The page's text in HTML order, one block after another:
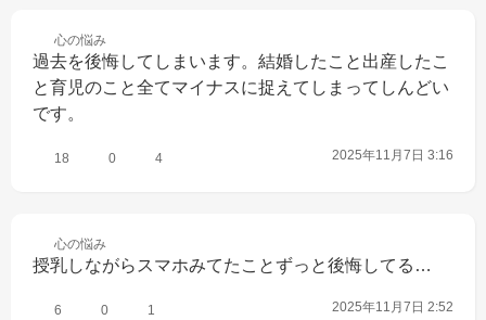
心の悩み
過去を後悔してしまいます。結婚したこと出産したこ
と育児のこと全てマイナスに捉えてしまってしんどい
です。
18 0 4 2025年11月7日 3:16
心の悩み
授乳しながらスマホみてたことずっと後悔してる…
6 0 1 2025年11月7日 2:52